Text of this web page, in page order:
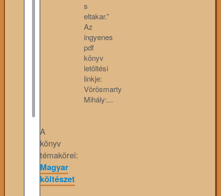
s
eltakar.”
Az
ingyenes
pdf
könyv
letöltési
linkje:
Vörösmarty
Mihály:...
A
könyv
témakörei:
Magyar
költészet